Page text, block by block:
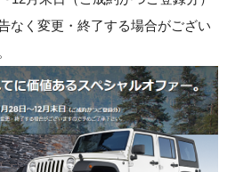
なく変更・終了する場合がござい